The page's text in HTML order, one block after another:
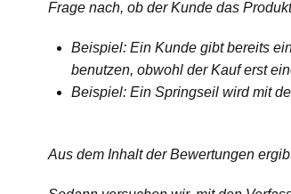
Frage nach, ob der Kunde das
Beispiel: Ein Kunde gibt bereits
benutzen, obwohl der Kauf erst
Beispiel: Ein Springseil wird mit
Aus dem Inhalt der Bewertungen